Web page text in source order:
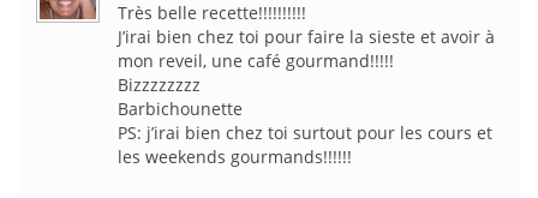
Très belle recette!!!!!!!!!!
J’irai bien chez toi pour faire la sieste et avoir à
mon reveil, une café gourmand!!!!!
Bizzzzzzzz
Barbichounette
PS: j’irai bien chez toi surtout pour les cours et
les weekends gourmands!!!!!!